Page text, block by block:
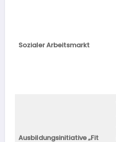
Sozialer Arbeitsmarkt
Ausbildungsinitiative „Fit